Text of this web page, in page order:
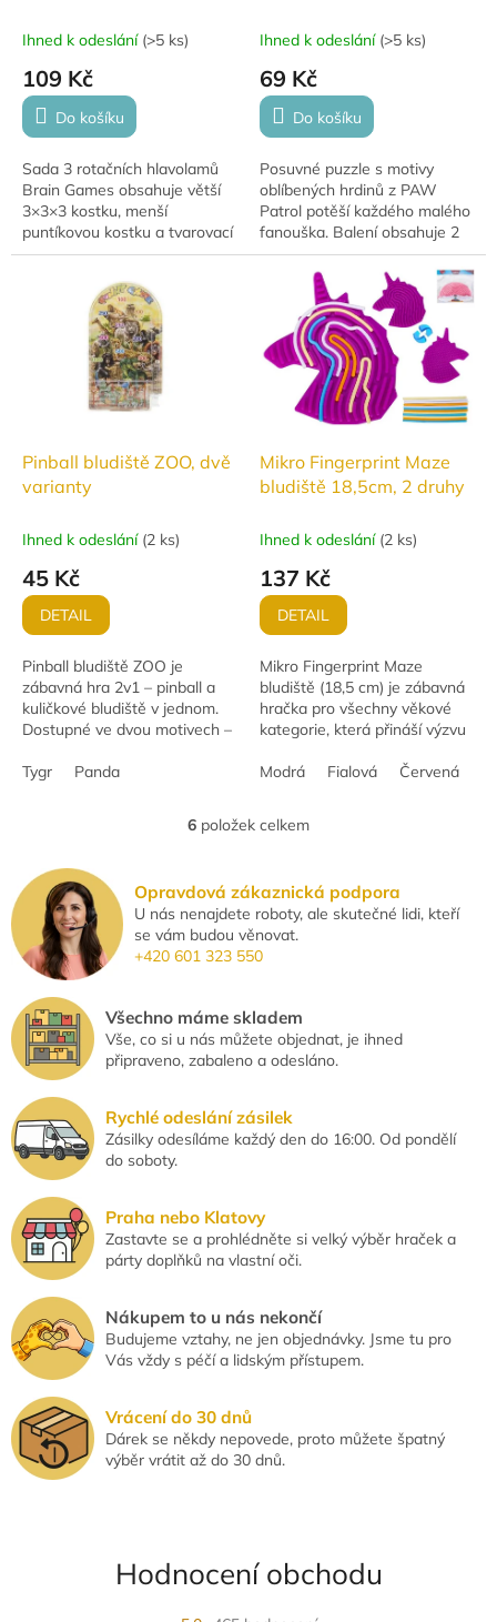
Ihned k odeslání (>5 ks)
109 Kč
Do košíku
Sada 3 rotačních hlavolamů
Brain Games obsahuje větší
3×3×3 kostku, menší
puntíkovou kostku a tvarovací
polygon „had“. Skvělá zábava
Ihned k odeslání (>5 ks)
69 Kč
Do košíku
Posuvné puzzle s motivy
oblíbených hrdinů z PAW
Patrol potěší každého malého
fanouška. Balení obsahuje 2
čtverečková posuvná puzle s
obrázky Chase a Skye. Děti
skládáním rozvíjí...
Pinball bludiště ZOO, dvě
varianty
Ihned k odeslání (2 ks)
45 Kč
DETAIL
Pinball bludiště ZOO je
zábavná hra 2v1 – pinball a
kuličkové bludiště v jednom.
Dostupné ve dvou motivech –
9 × 16 cm. Vhodné od 4 let.
Tygr Panda
Mikro Fingerprint Maze
bludiště 18,5cm, 2 druhy
Ihned k odeslání (2 ks)
137 Kč
DETAIL
Mikro Fingerprint Maze
bludiště (18,5 cm) je zábavná
hračka pro všechny věkové
kategorie, která přináší výzvu
bludiště. K dispozici ve dvou
Modrá Fialová Červená
O
á
d
a
c
r
v
k
v
ý
p
u
6 položek celkem
Opravdová zákaznická podpora
U nás nenajdete roboty, ale skutečné lidi, kteří
se vám budou věnovat.
+420 601 323 550
Všechno máme skladem
Vše, co si u nás můžete objednat, je ihned
připraveno, zabaleno a odesláno.
Rychlé odeslání zásilek
Zásilky odesíláme každý den do 16:00. Od pondělí
do soboty.
Praha nebo Klatovy
Zastavte se a prohlédněte si velký výběr hraček a
párty doplňků na vlastní oči.
Nákupem to u nás nekončí
Budujeme vztahy, ne jen objednávky. Jsme tu pro
Vás vždy s péčí a lidským přístupem.
Vrácení do 30 dnů
Dárek se někdy nepovede, proto můžete špatný
výběr vrátit až do 30 dnů.
Hodnocení obchodu